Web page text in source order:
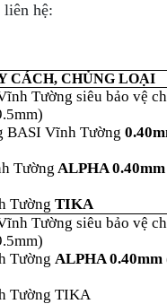
hệ:
CÁCH, CHỦNG LOẠI
Tường siêu bảo vệ
BASI Vĩnh Tường
Tường ALPHA 0.40mm
Tường TIKA
Tường siêu bảo vệ
Tường ALPHA 0.40mm
Tường TIKA